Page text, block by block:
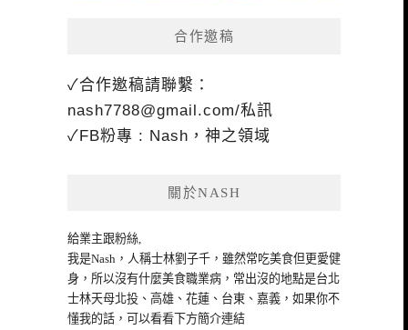
合作邀稿
✓合作邀稿請聯繫：
nash7788@gmail.com/私訊
✓FB粉專 : Nash，神之領域
關於NASH
給業主跟粉絲,
我是Nash，人稱士林劉子千，雖然常吃美食但更愛健
身，所以沒有什麼美食職業病，常出沒的地點是台北
士林天母北投、高雄、花蓮、台東、嘉義，如果你不
懂我的話，可以看看下方簡介連結